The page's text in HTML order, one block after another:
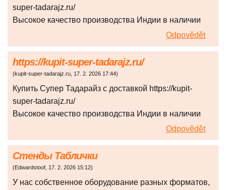
super-tadarajz.ru/
Высокое качество производства Индии в наличии
Odpovědět
https://kupit-super-tadarajz.ru/
(kupit-super-tadarajz.ru, 17. 2. 2026 17:44)
Купить Супер Тадарайз с доставкой https://kupit-
super-tadarajz.ru/
Высокое качество производства Индии в наличии
Odpovědět
Стенды Таблички
(Edwardstoof, 17. 2. 2026 15:12)
У нас собственное оборудование разных форматов,